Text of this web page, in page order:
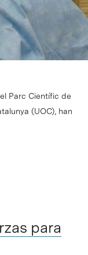
Parc Científic de
(UOC), han
para